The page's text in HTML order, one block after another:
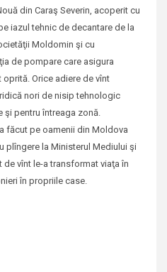
din Caraş Severin, acoperit cu
iazul tehnic de decantare de la
Moldomin şi cu
de pompare care asigura
Orice adiere de vînt
nori de nisip tehnologic
şi pentru întreaga zonă.
făcut pe oamenii din Moldova
plîngere la Ministerul Mediului şi
de vînt le-a transformat viaţa în
în propriile case.